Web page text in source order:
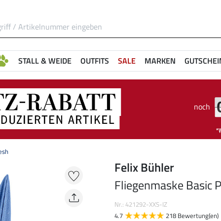
STALL & WEIDE OUTFITS SALE MARKEN
noch
Felix Bühler
Fliegenmaske Basic
Nr.: 421292-XXS-IZ
4.7
218 Bewertung(en)